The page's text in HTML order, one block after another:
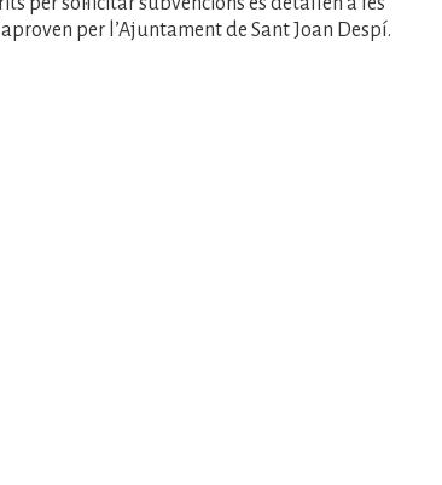
per l’Ajuntament de Sant Joan Despí.